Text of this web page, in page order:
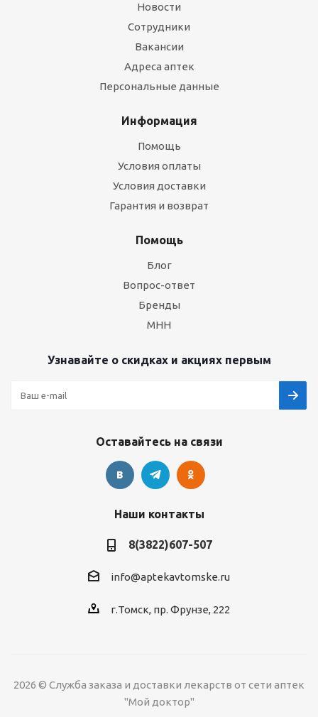
Новости
Сотрудники
Вакансии
Адреса аптек
Персональные данные
Информация
Помощь
Условия оплаты
Условия доставки
Гарантия и возврат
Помощь
Блог
Вопрос-ответ
Бренды
МНН
Узнавайте о скидках и акциях первым
Оставайтесь на связи
Наши контакты
8(3822)607-507
info@aptekavtomske.ru
г.Томск, пр. Фрунзе, 222
2026 © Служба заказа и доставки лекарств от сети аптек
"Мой доктор"